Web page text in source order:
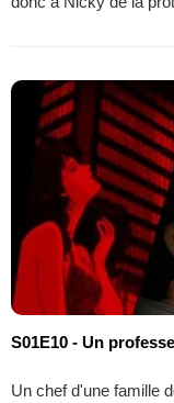
S01E10 - Un
Un chef d'une famille